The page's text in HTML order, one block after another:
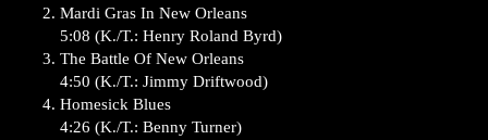
Mardi Gras In New Orleans
5:08 (K./T.: Henry Roland Byrd)
The Battle Of New Orleans
4:50 (K./T.: Jimmy Driftwood)
Homesick Blues
4:26 (K./T.: Benny Turner)